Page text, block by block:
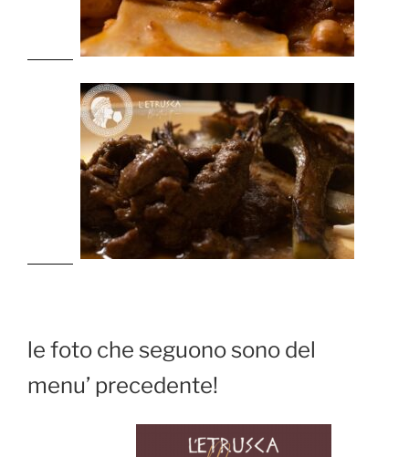
le foto che seguono sono del
menu’ precedente!